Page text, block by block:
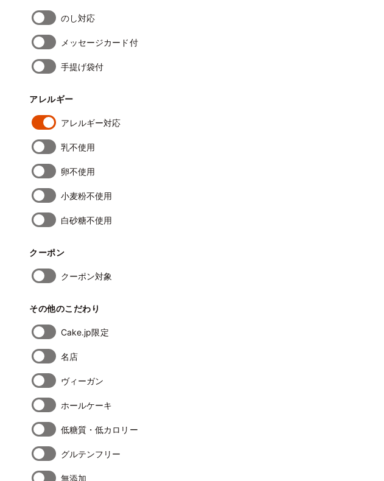
のし対応
メッセージカード付
手提げ袋付
アレルギー
アレルギー対応
乳不使用
卵不使用
小麦粉不使用
白砂糖不使用
クーポン
クーポン対象
その他のこだわり
Cake.jp限定
名店
ヴィーガン
ホールケーキ
低糖質・低カロリー
グルテンフリー
無添加